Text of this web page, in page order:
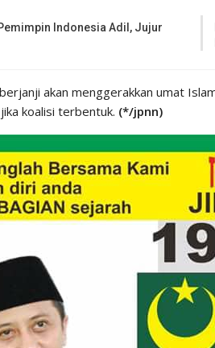
Indonesia Adil, Jujur
akan menggerakkan umat
koalisi terbentuk. (*/jpnn)